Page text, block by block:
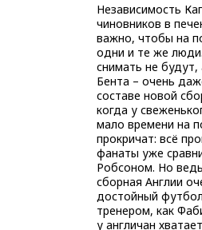
Независимость
чиновников в
важно, чтобы на
одни и те же
снимать не
Бента – очень
составе новой
когда у
мало времени на
прокричат: всё
фанаты уже
Робсоном. Но
сборная Англии
достойный
тренером, как
у англичан